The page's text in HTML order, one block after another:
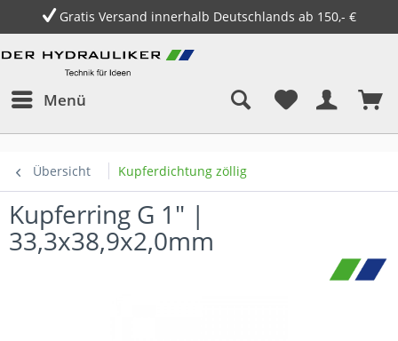
Gratis Versand innerhalb Deutschlands ab 150,- €
Menü
Übersicht Kupferdichtung zöllig
Kupferring G 1" |
33,3x38,9x2,0mm